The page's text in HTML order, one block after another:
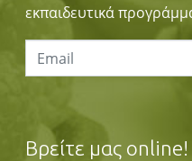
εκπαιδευτικά
Βρείτε μας online!